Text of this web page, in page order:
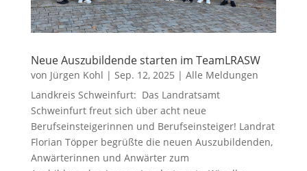
Neue Auszubildende starten im TeamLRASW
von Jürgen Kohl | Sep. 12, 2025 | Alle Meldungen
Landkreis Schweinfurt: Das Landratsamt
Schweinfurt freut sich über acht neue
Berufseinsteigerinnen und Berufseinsteiger! Landrat
Florian Töpper begrüßte die neuen Auszubildenden,
Anwärterinnen und Anwärter zum